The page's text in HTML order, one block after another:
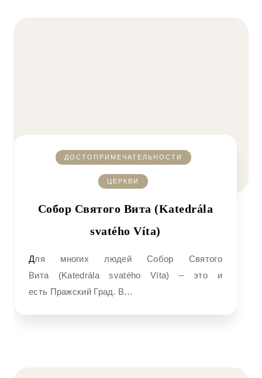
ДОСТОПРИМЕЧАТЕЛЬНОСТИ
ЦЕРКВИ
Собор Святого Вита (Katedrála
svatého Víta)
Для многих людей Собор Святого
Вита (Katedrála svatého Víta) – это и
есть Пражский Град. В…